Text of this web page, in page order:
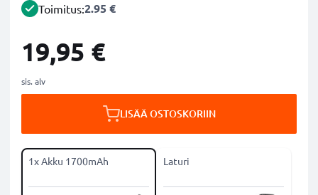
Toimitus:2.95 €
19,95 €
sis. alv
LISÄÄ OSTOSKORIIN
1x Akku 1700mAh Laturi